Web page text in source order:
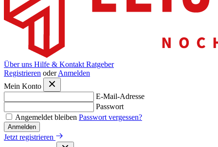
Über uns Hilfe & Kontakt Ratgeber
Registrieren oder Anmelden
Mein Konto
E-Mail-Adresse
Passwort
Angemeldet bleiben Passwort vergessen?
Anmelden
Jetzt registrieren